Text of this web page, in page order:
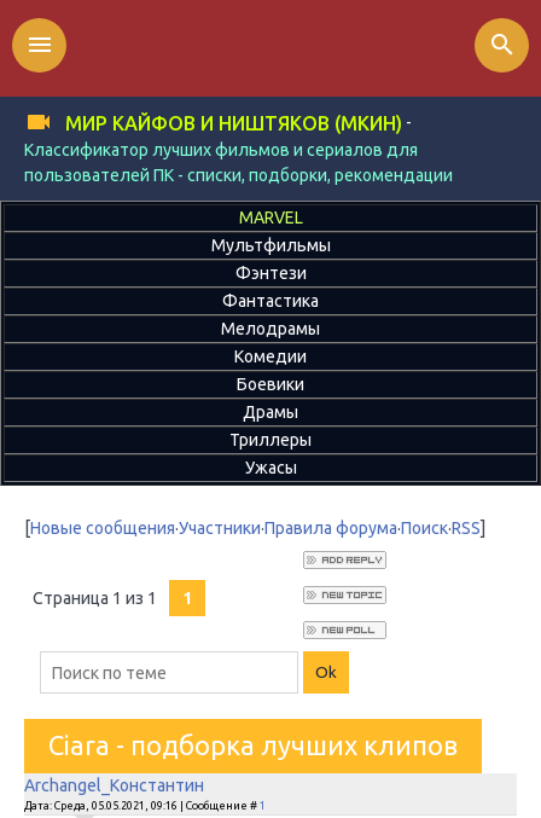
МИР КАЙФОВ И НИШТЯКОВ (МКИН) -
Классификатор лучших фильмов и сериалов для
пользователей ПК - списки, подборки, рекомендации
menu search
MARVEL
Мультфильмы
Фэнтези
Фантастика
Мелодрамы
Комедии
Боевики
Драмы
Триллеры
Ужасы
[Новые сообщения·Участники·Правила форума·Поиск·RSS]
Страница 1 из 1 1
Ciara - подборка лучших клипов
Archangel_Константин
Дата: Среда, 05.05.2021, 09:16 | Сообщение # 1